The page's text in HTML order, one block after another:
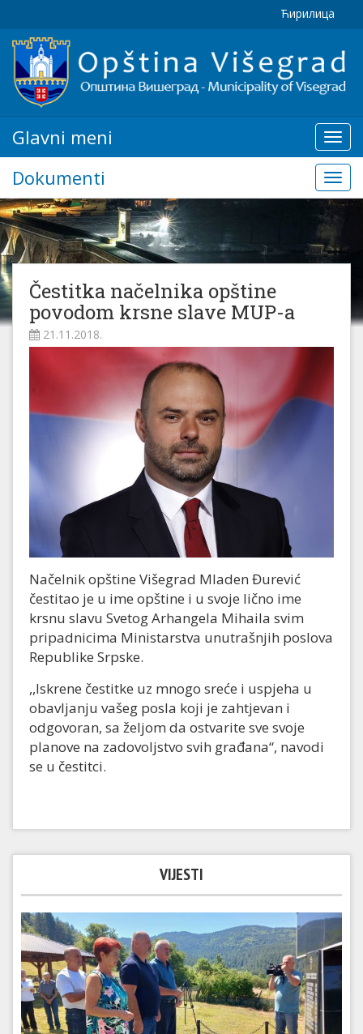
Ћирилица
Glavni
meni
Glavni meni
Dokumenti
Čestitka načelnika opštine
povodom krsne slave MUP-a
21.11.2018.
Načelnik opštine Višegrad Mladen Đurević
čestitao je u ime opštine i u svoje lično ime
krsnu slavu Svetog Arhangela Mihaila svim
pripadnicima Ministarstva unutrašnjih poslova
Republike Srpske.
,,Iskrene čestitke uz mnogo sreće i uspjeha u
obavljanju vašeg posla koji je zahtjevan i
odgovoran, sa željom da ostvarite sve svoje
planove na zadovoljstvo svih građana“, navodi
se u čestitci.
VIJESTI